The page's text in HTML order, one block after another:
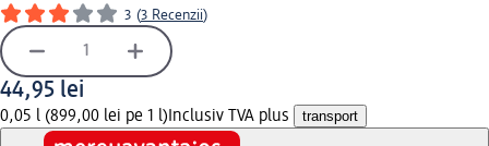
3 (3 Recenzii)
44,95 lei
0,05 l (899,00 lei pe 1 l) Inclusiv TVA plus transport